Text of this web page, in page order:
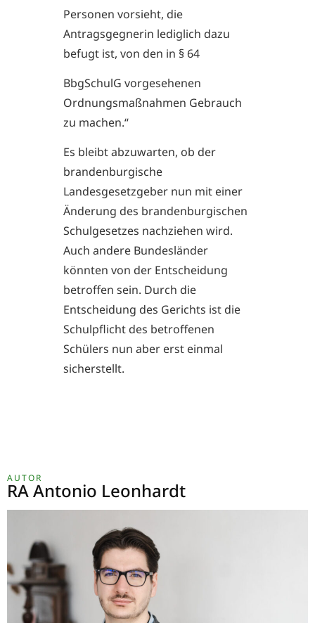
Personen vorsieht, die
Antragsgegnerin lediglich dazu
befugt ist, von den in § 64
BbgSchulG vorgesehenen
Ordnungsmaßnahmen Gebrauch
zu machen.“
Es bleibt abzuwarten, ob der
brandenburgische
Landesgesetzgeber nun mit einer
Änderung des brandenburgischen
Schulgesetzes nachziehen wird.
Auch andere Bundesländer
könnten von der Entscheidung
betroffen sein. Durch die
Entscheidung des Gerichts ist die
Schulpflicht des betroffenen
Schülers nun aber erst einmal
sicherstellt.
AUTOR
RA Antonio Leonhardt